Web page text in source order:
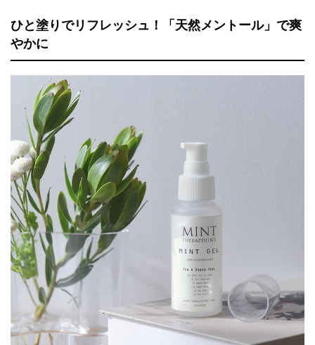
ひと塗りでリフレッシュ！「天然メントール」で爽
やかに